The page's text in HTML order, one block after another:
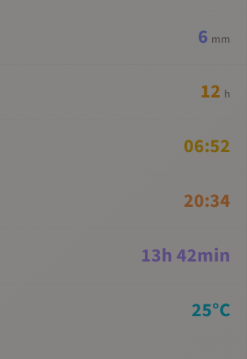
6 mm
12 h
06:52
20:34
13h 42min
25°C